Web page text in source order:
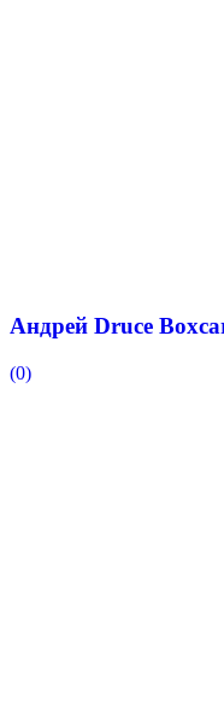
Андрей Druce
(0)